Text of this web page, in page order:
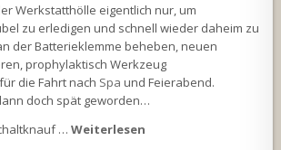
Werkstatthölle eigentlich nur, um
zu erledigen und schnell wieder daheim zu
der Batterieklemme beheben, neuen
prophylaktisch Werkzeug
die Fahrt nach Spa und Feierabend.
doch spät geworden…
…Weiterlesen